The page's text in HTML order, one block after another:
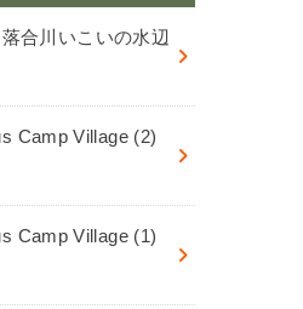
合川いこいの水辺
Camp Village (2)
Camp Village (1)